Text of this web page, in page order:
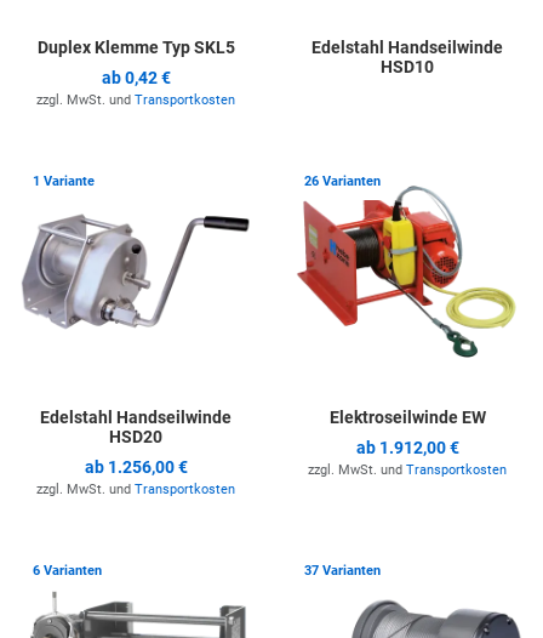
Duplex Klemme Typ SKL5
ab0,42 €
zzgl. MwSt. und Transportkosten
Edelstahl Handseilwinde
HSD10
1 Variante Zur Merkliste hinzufügen
Edelstahl Handseilwinde
HSD20
ab 1.256,00 €
zzgl. MwSt. und Transportkosten
26 Varianten
Elektroseilwinde EW
ab 1.912,00 €
zzgl. MwSt. und Transportkosten
6 Varianten Zur Merkliste hinzufügen
37 Varianten